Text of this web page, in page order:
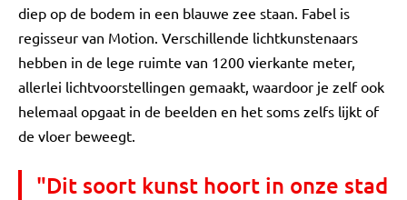
diep op de bodem in een blauwe zee staan. Fabel is
regisseur van Motion. Verschillende lichtkunstenaars
hebben in de lege ruimte van 1200 vierkante meter,
allerlei lichtvoorstellingen gemaakt, waardoor je zelf ook
helemaal opgaat in de beelden en het soms zelfs lijkt of
de vloer beweegt.
"Dit soort kunst hoort in onze stad